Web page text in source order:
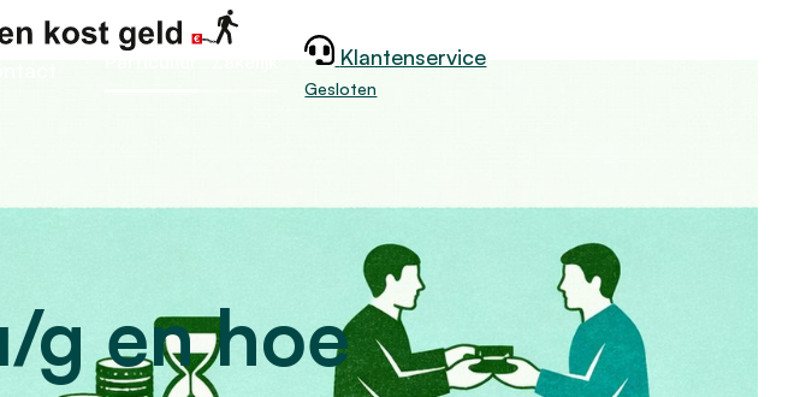
Klantenservice
Gesloten
g en hoe